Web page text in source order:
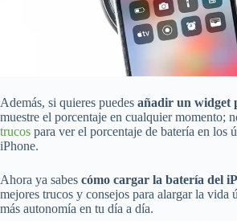
Además, si quieres puedes añadir un widget
muestre el porcentaje en cualquier momento;
trucos para ver el porcentaje de batería en los
iPhone.
Ahora ya sabes cómo cargar la batería del
mejores trucos y consejos para alargar la vida
más autonomía en tu día a día.